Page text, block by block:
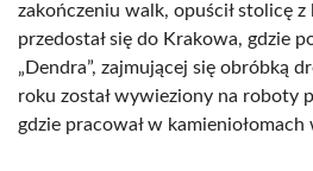
zakończeniu walk, opuścił stolicę
przedostał się do Krakowa, gdzie
„Dendra”, zajmującej się obróbką
roku został wywieziony na roboty
gdzie pracował w kamieniołomach